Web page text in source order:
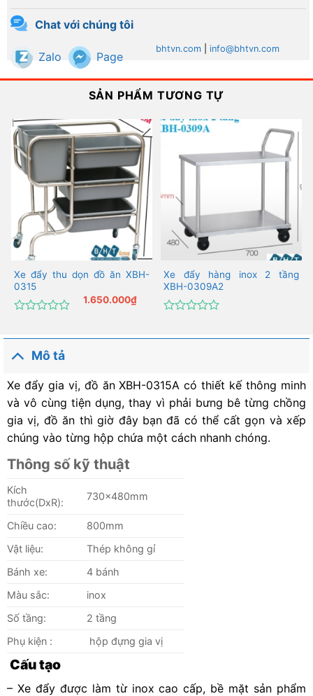
Chat với chúng tôi
Zalo Page
bhtvn.com info@bhtvn.com
SẢN PHẨM TƯƠNG TỰ
Xe đẩy thu dọn đồ ăn XBH-
0315
0
1.650.000₫
Xe đẩy hàng inox 2 tầng
XBH-0309A2
Mô tả
Xe đẩy gia vị, đồ ăn XBH-0315A có thiết kế thông minh
và vô cùng tiện dụng, thay vì phải bưng bê từng chồng
gia vị, đồ ăn thì giờ đây bạn đã có thể cất gọn và xếp
chúng vào từng hộp chứa một cách nhanh chóng.
Thông số kỹ thuật
Kích
thước(DxR):
730x480mm
Chiều cao:
800mm
Vật liệu:
Thép không gỉ
Bánh xe:
4 bánh
Màu sắc:
inox
Số tầng:
2 tầng
Phụ kiện :
hộp đựng gia vị
Cấu tạo
– Xe đẩy được làm từ inox cao cấp, bề mặt sản phẩm